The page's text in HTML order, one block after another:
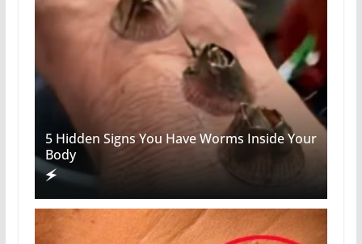
5 Hidden Signs You Have Worms Inside Your
Body